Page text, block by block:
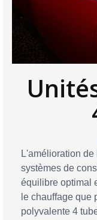
L'amélioration
systèmes de
équilibre optimal
le chauffage que
polyvalente 4